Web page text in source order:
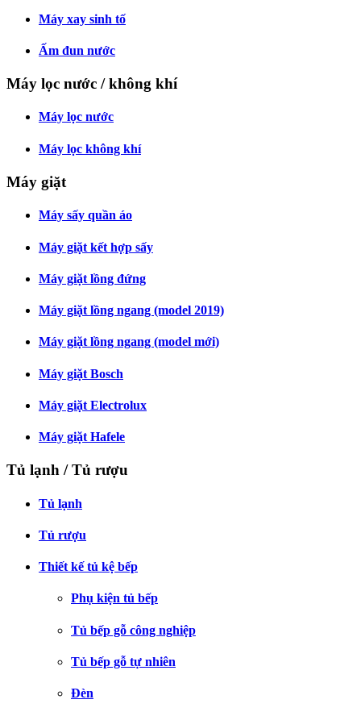
Máy xay sinh tố
Ấm đun nước
Máy lọc nước / không khí
Máy lọc nước
Máy lọc không khí
Máy giặt
Máy sấy quần áo
Máy giặt kết hợp sấy
Máy giặt lồng đứng
Máy giặt lồng ngang (model 2019)
Máy giặt lồng ngang (model mới)
Máy giặt Bosch
Máy giặt Electrolux
Máy giặt Hafele
Tủ lạnh / Tủ rượu
Tủ lạnh
Tủ rượu
Thiết kế tủ kệ bếp
Phụ kiện tủ bếp
Tủ bếp gỗ công nghiệp
Tủ bếp gỗ tự nhiên
Đèn